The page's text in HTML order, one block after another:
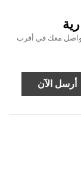
معك في أقرب
أرسل الآن